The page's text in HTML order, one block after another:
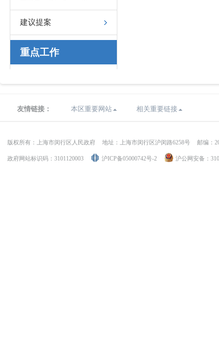
建议提案
重点工作
友情链接： 本区重要网站 相关重要链接
版权所有：上海市闵行区人民政府 地址：上海市闵行区沪闵路6258号 邮编：
政府网站标识码：3101120003 沪ICP备05000742号-2 沪公网安备：